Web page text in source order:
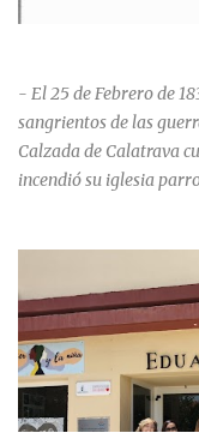
- El 25 de Febrero de
sangrientos de las
Calzada de Calatrava
incendió su iglesia
población se inclinó
163 personas que "se
nuevos numantinos,
número de españoles
eterna alabanza".
Ntra. Sra. Santa Mª del
Andrés Mejía Godeo